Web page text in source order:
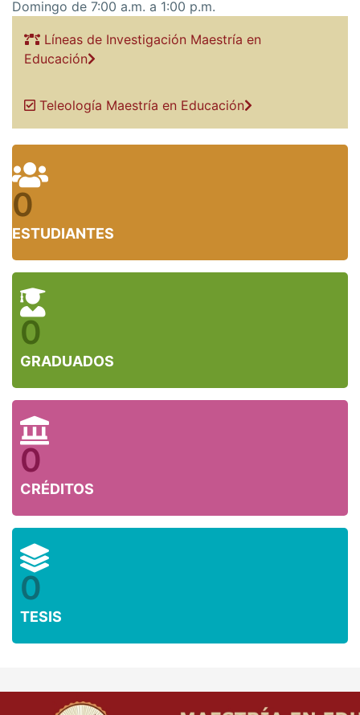
Domingo de 7:00 a.m. a 1:00 p.m.
Líneas de Investigación Maestría en
Educación
Teleología Maestría en Educación
0
ESTUDIANTES
0
GRADUADOS
0
CRÉDITOS
0
TESIS